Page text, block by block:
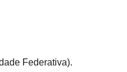
Federativa).